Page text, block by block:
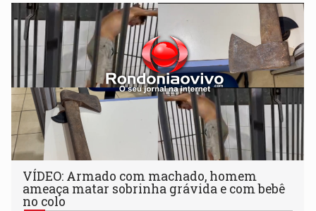
VÍDEO: Armado com machado, homem
ameaça matar sobrinha grávida e com bebê
no colo